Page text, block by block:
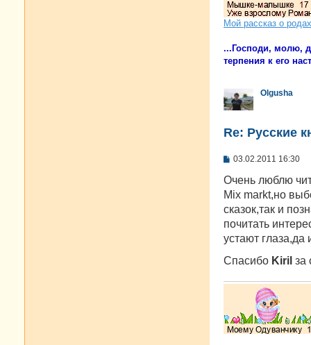
Мой рассказ о родах
...Господи, молю,
терпения к его
Olgusha
Re: Русские
С
о
щ
е
и
е
03.02.2011 16:30
Очень люблю
Mix markt,но
сказок,так и
почитать
устают глаза,да
Спасибо Kiril за